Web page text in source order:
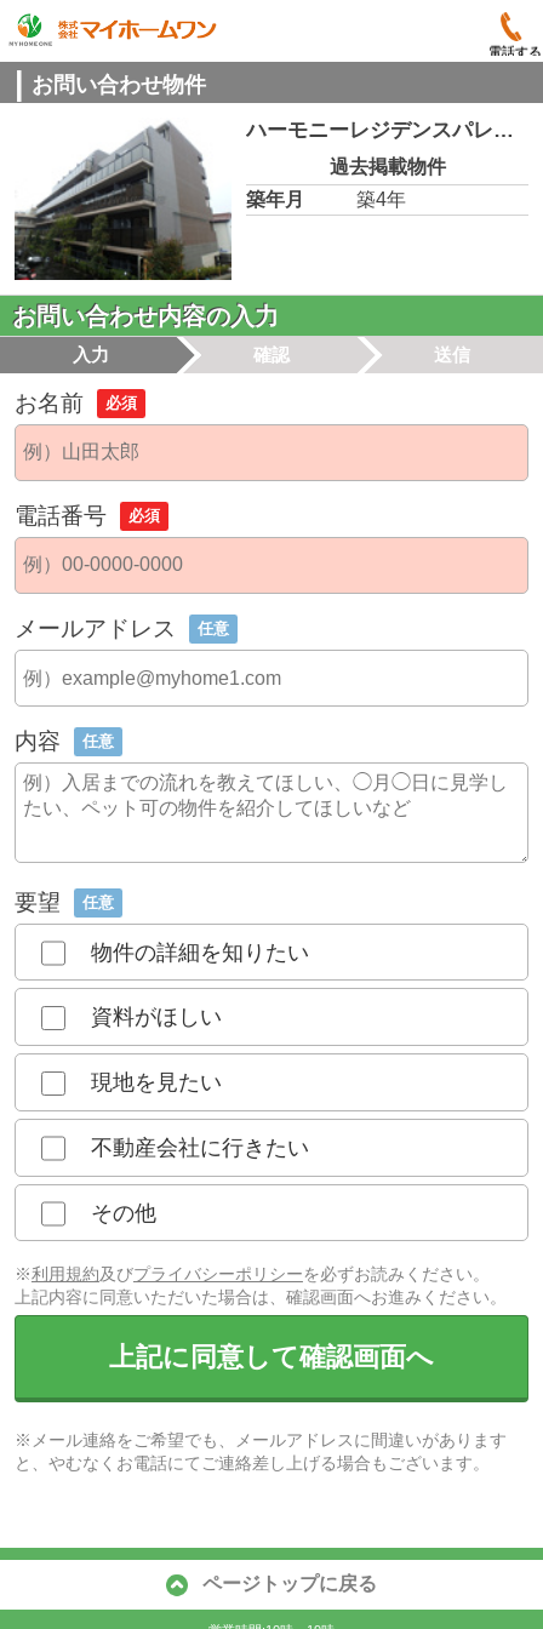
電話する
お問い合わせ物件
ハーモニーレジデンスパレスフロント 207
過去掲載物件
築年月
築4年
お問い合わせ内容の入力
入力 確認 送信
お名前 必須
電話番号 必須
メールアドレス 任意
内容 任意
要望 任意
物件の詳細を知りたい
資料がほしい
現地を見たい
不動産会社に行きたい
その他
※利用規約及びプライバシーポリシーを必ずお読みください。
上記内容に同意いただいた場合は、確認画面へお進みください。
上記に同意して確認画面へ
※メール連絡をご希望でも、メールアドレスに間違いがあります
と、やむなくお電話にてご連絡差し上げる場合もございます。
ページトップに戻る